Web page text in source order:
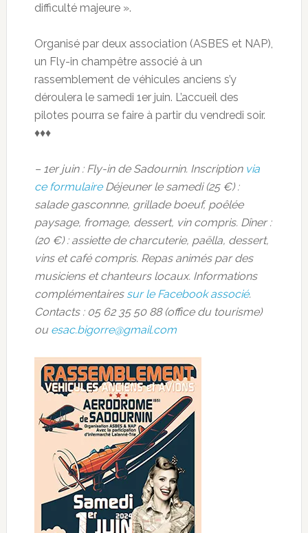
difficulté majeure ».
Organisé par deux association (ASBES et NAP),
un Fly-in champêtre associé à un
rassemblement de véhicules anciens s’y
déroulera le samedi 1er juin. L’accueil des
pilotes pourra se faire à partir du vendredi soir.
♦♦♦
– 1er juin : Fly-in de Sadournin. Inscription via
ce formulaireDéjeuner le samedi (25 €) :
salade gasconnne, grillade boeuf, poêlée
paysage, fromage, dessert, vin compris. Dîner :
(20 €) : assiette de charcuterie, paëlla, dessert,
vins et café compris. Repas animés par des
musiciens et chanteurs locaux. Informations
complémentaires sur le Facebook associé.
Contacts : 05 62 35 50 88 (office du tourisme)
ou esac.bigorre@gmail.com